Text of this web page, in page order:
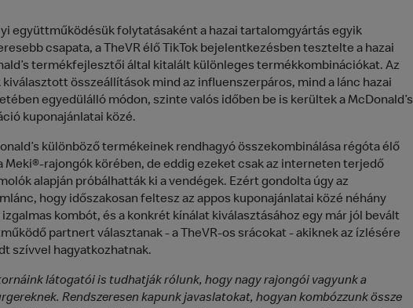
együttműködésük folytatásaként a hazai tartalomgyártás egyik
csapata, a TheVR élő TikTok bejelentkezésben tesztelte a hazai
termékfejlesztői által kitalált különleges termékkombinációkat. Az
kiválasztott összeállítások mind az influenszerpáros, mind a lánc hazai
egyedülálló módon, szinte valós időben be is kerültek a McDonald’s
kuponajánlatai közé.
különböző termékeinek rendhagyó összekombinálása régóta élő
Meki®-rajongók körében, de eddig ezeket csak az interneten terjedő
alapján próbálhatták ki a vendégek. Ezért gondolta úgy az
hogy időszakosan feltesz az appos kuponajánlatai közé néhány
izgalmas kombót, és a konkrét kínálat kiválasztásához egy már jól bevált
partnert választanak - a TheVR-os srácokat - akiknek az ízlésére
szívvel hagyatkozhatnak.
látogatói is tudhatják rólunk, hogy nagy rajongói vagyunk a
Rendszeresen kapunk javaslatokat, hogyan kombózzunk össze